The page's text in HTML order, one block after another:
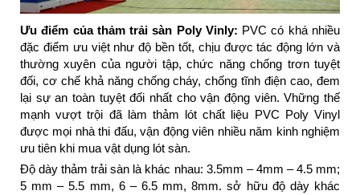
Ưu điểm của thảm trải sàn Poly Vinly: PVC có khá nhiều
đặc điểm ưu việt như độ bền tốt, chịu được tác động lớn và
thường xuyên của người tập, chức năng chống trơn tuyệt
đối, cơ chế khả năng chống cháy, chống tĩnh điện cao, đem
lại sự an toàn tuyệt đối nhất cho vận động viên. Vhững thế
mạnh vượt trội đã làm thảm lót chất liệu PVC Poly Vinyl
được mọi nhà thi đấu, vận động viên nhiều năm kinh nghiệm
ưu tiên khi mua vật dụng lót sàn.
Độ dày thảm trải sàn là khác nhau: 3.5mm – 4mm – 4.5 mm;
5 mm – 5.5 mm, 6 – 6.5 mm, 8mm. sở hữu độ dày khác